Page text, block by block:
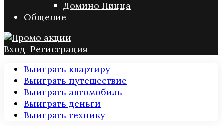
Домино Пицца
Общение
Вход Регистрация
Выиграть квартиру
Выиграть путешествие
Выиграть автомобиль
Выиграть деньги
Выиграть технику